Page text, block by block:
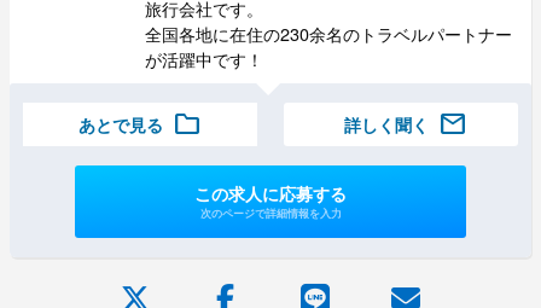
旅行会社です。
全国各地に在住の230余名のトラベルパートナー
が活躍中です！
あとで見る folder 詳しく聞く mail
この求人に応募する
次のページで詳細情報を入力